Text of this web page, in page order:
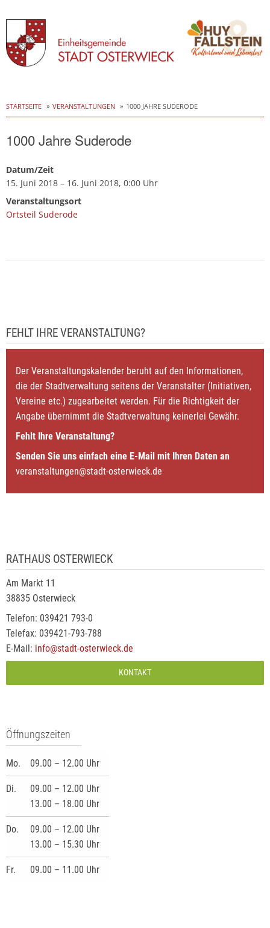
to
content
STARTSEITE VERANSTALTUNGEN 1000 JAHRE SUDERODE
1000 Jahre Suderode
Datum/Zeit
15. Juni 2018 – 16. Juni 2018, 0:00 Uhr
Veranstaltungsort
Ortsteil Suderode
FEHLT IHRE VERANSTALTUNG?
Der Veranstaltungskalender beruht auf den Informationen,
die der Stadtverwaltung seitens der Veranstalter (Initiativen,
Vereine etc.) zugearbeitet werden. Für die Richtigkeit der
Angabe übernimmt die Stadtverwaltung keinerlei Gewähr.
Fehlt Ihre Veranstaltung?
Senden Sie uns einfach eine E-Mail mit Ihren Daten an
veranstaltungen@stadt-osterwieck.de
RATHAUS OSTERWIECK
Am Markt 11
38835 Osterwieck
Telefon: 039421 793-0
Telefax: 039421-793-788
E-Mail: info@stadt-osterwieck.de
KONTAKT
Öffnungszeiten
Mo. 09.00 – 12.00 Uhr
Di.
09.00 – 12.00 Uhr
13.00 – 18.00 Uhr
Do.
09.00 – 12.00 Uhr
13.00 – 15.30 Uhr
Fr. 09.00 – 11.00 Uhr